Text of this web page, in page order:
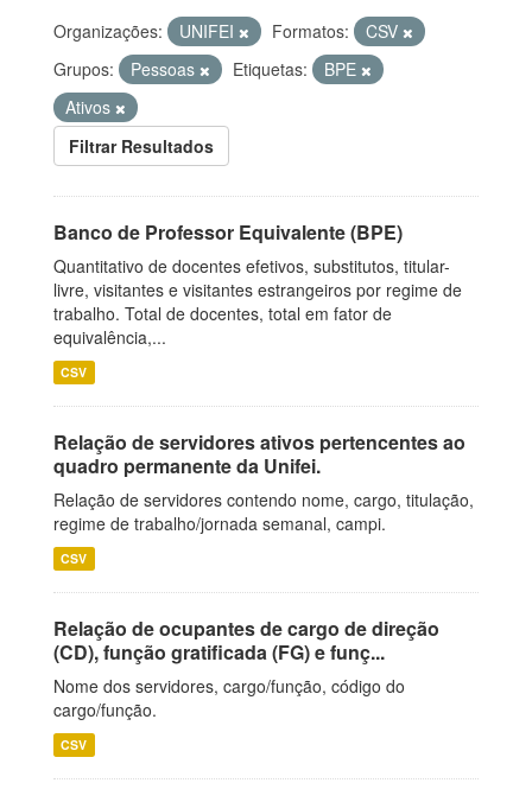
Organizações: UNIFEI Formatos:
CSV
Grupos:
Pessoas Etiquetas:
BPE
Ativos
Filtrar Resultados
Banco de Professor Equivalente (BPE)
Quantitativo de docentes efetivos, substitutos, titular-
livre, visitantes e visitantes estrangeiros por regime de
trabalho. Total de docentes, total em fator de
equivalência,...
CSV
Relação de servidores ativos pertencentes ao
quadro permanente da Unifei.
Relação de servidores contendo nome, cargo, titulação,
regime de trabalho/jornada semanal, campi.
CSV
Relação de ocupantes de cargo de direção
(CD), função gratificada (FG) e funç...
Nome dos servidores, cargo/função, código do
cargo/função.
CSV